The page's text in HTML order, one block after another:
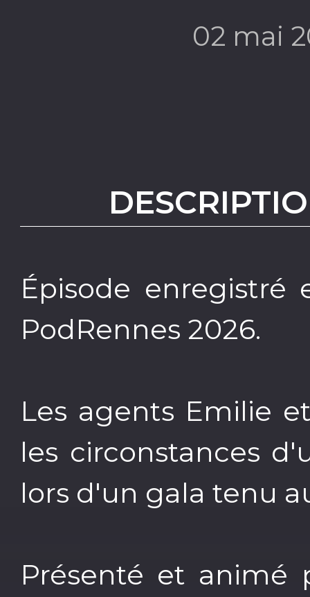
02 mai
Épisode
PodRennes 2026.
Les agents Emilie
les circonstances
lors d'un gala tenu
Présenté et animé